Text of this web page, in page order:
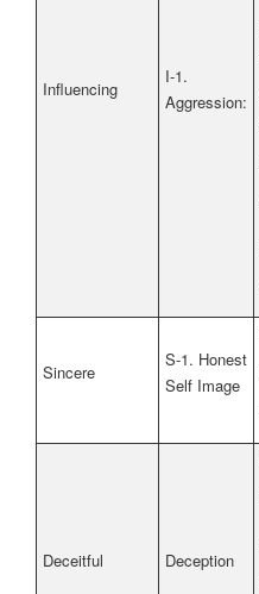
Influencing
I-1.
Aggression:
Sincere
S-1. Honest
Self Image
Deceitful Deception